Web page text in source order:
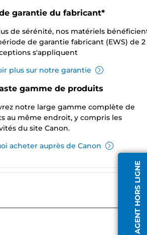
AGENT HORS LIGNE
garantie du fabricant*
de sérénité, nos matériels
de garantie fabricant (EWS) de 2
s'appliquent
plus sur notre garantie
gamme de produits
notre large gamme complète de
au même endroit, y compris les
du site Canon.
acheter auprès de Canon